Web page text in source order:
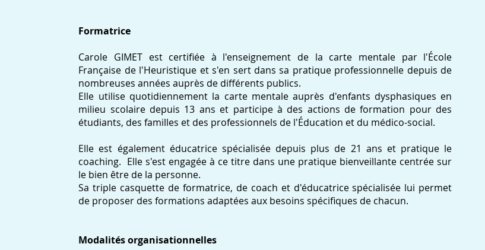
Formatrice
Carole GIMET est certifiée à l'enseignement de la carte mentale par l'École
Française de l'Heuristique et s'en sert dans sa pratique professionnelle depuis de
nombreuses années auprès de différents publics.
Elle utilise quotidiennement la carte mentale auprès d'enfants dysphasiques en
milieu scolaire depuis 13 ans et participe à des actions de formation pour des
étudiants, des familles et des professionnels de l'Éducation et du médico-social.
Elle est également éducatrice spécialisée depuis plus de 21 ans et pratique le
coaching. Elle s'est engagée à ce titre dans une pratique bienveillante centrée sur
le bien être de la personne.
Sa triple casquette de formatrice, de coach et d'éducatrice spécialisée lui permet
de proposer des formations adaptées aux besoins spécifiques de chacun.
Modalités organisationnelles